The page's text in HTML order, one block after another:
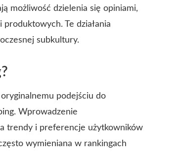
możliwość dzielenia się opiniami,
Te działania
subkultury.
podejściu do
Wprowadzenie
trendy i preferencje użytkowników
wymieniana w rankingach